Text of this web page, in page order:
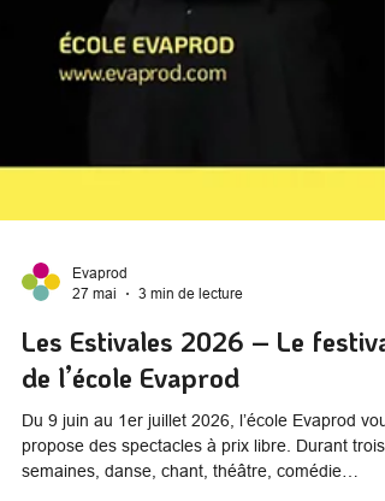
Evaprod
27 mai
3 min de lecture
Les Estivales 2026 – Le festival
de l’école Evaprod
Du 9 juin au 1er juillet 2026, l’école Evaprod